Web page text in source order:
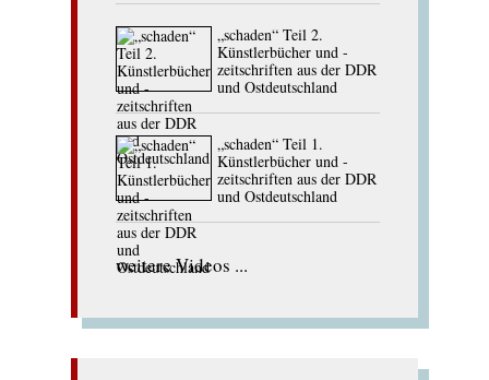
„schaden“ Teil 2.
Künstlerbücher und -
zeitschriften aus der DDR
und Ostdeutschland
„schaden“ Teil 1.
Künstlerbücher und -
zeitschriften aus der DDR
und Ostdeutschland
weitere Videos ...